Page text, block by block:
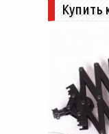
Купить